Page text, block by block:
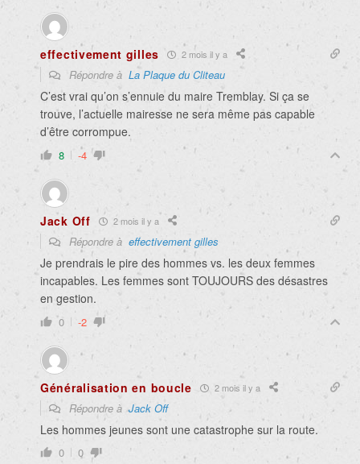
effectivement gilles 2 mois il y a
Répondre à La Plaque du Cliteau
C’est vrai qu’on s’ennuie du maire Tremblay. Si ça se
trouve, l’actuelle mairesse ne sera même pas capable
d’être corrompue.
8 -4
Jack Off 2 mois il y a
Répondre à effectivement gilles
Je prendrais le pire des hommes vs. les deux femmes
incapables. Les femmes sont TOUJOURS des désastres
en gestion.
0 -2
Généralisation en boucle 2 mois il y a
Répondre àJack Off
Les hommes jeunes sont une catastrophe sur la route.
0 0